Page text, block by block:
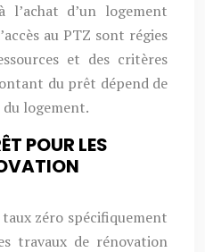
d’un logement
au PTZ sont régies
et des critères
du prêt dépend de
du logement.
POUR LES
zéro spécifiquement
travaux de rénovation